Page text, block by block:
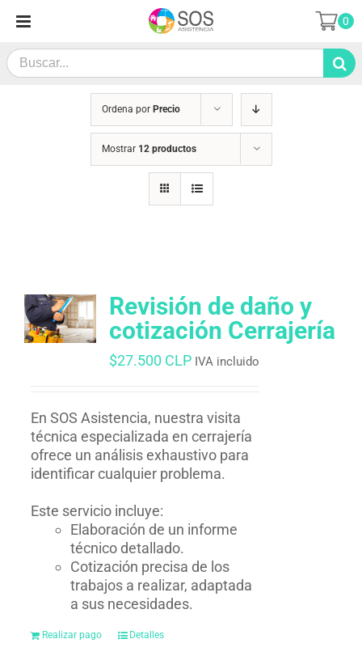
contenido
Search
for:
0
Ordena por Precio
Mostrar 12 productos
Revisión de daño y
cotización Cerrajería
$27.500 CLP IVA incluido
En SOS Asistencia, nuestra visita
técnica especializada en cerrajería
ofrece un análisis exhaustivo para
identificar cualquier problema.
Este servicio incluye:
Elaboración de un informe
técnico detallado.
Cotización precisa de los
trabajos a realizar, adaptada
a sus necesidades.
Realizar pago Detalles